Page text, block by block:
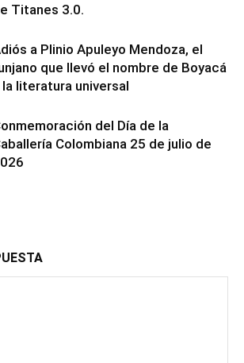
Titanes 3.0.
a Plinio Apuleyo Mendoza, el
que llevó el nombre de Boyacá
la literatura universal
del Día de la
Colombiana 25 de julio de